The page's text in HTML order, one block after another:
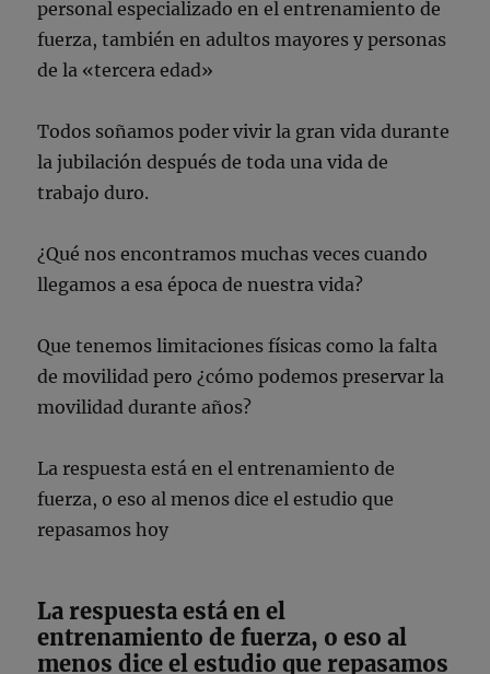
personal especializado en el entrenamiento de
fuerza, también en adultos mayores y personas
de la «tercera edad»
Todos soñamos poder vivir la gran vida durante
la jubilación después de toda una vida de
trabajo duro.
¿Qué nos encontramos muchas veces cuando
llegamos a esa época de nuestra vida?
Que tenemos limitaciones físicas como la falta
de movilidad pero ¿cómo podemos preservar la
movilidad durante años?
La respuesta está en el entrenamiento de
fuerza, o eso al menos dice el estudio que
repasamos hoy
La respuesta está en el
entrenamiento de fuerza, o eso al
menos dice el estudio que repasamos